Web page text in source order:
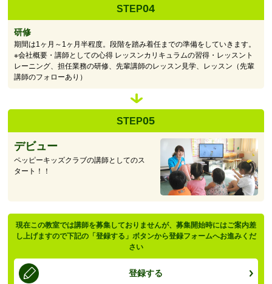
STEP04
研修
期間は1ヶ月～1ヶ月半程度。段階を踏み着任までの準備をしていきます。
※会社概要・講師としての心得 レッスンカリキュラムの習得・レッスント
レーニング、担任業務の研修、先輩講師のレッスン見学、レッスン（先輩
講師のフォローあり）
STEP05
デビュー
ペッピーキッズクラブの講師としてのス
タート！！
現在この教室では講師を募集しておりませんが、募集開始時にはご案内差
し上げますので下記の「登録する」ボタンから登録フォームへお進みくだ
さい
登録する